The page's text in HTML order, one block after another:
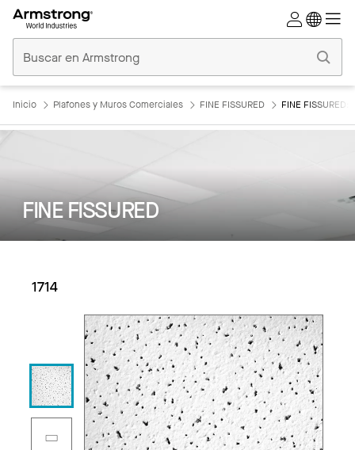
Comerciales
Inicio
Inicio Plafones y Muros Comerciales FINE FISSURED FINE FISSURED:
FINE FISSURED
1714